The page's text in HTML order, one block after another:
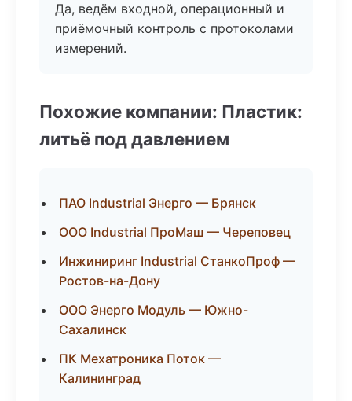
Да, ведём входной, операционный и
приёмочный контроль с протоколами
измерений.
Похожие компании: Пластик:
литьё под давлением
ПАО Industrial Энерго — Брянск
ООО Industrial ПроМаш — Череповец
Инжиниринг Industrial СтанкоПроф —
Ростов-на-Дону
ООО Энерго Модуль — Южно-
Сахалинск
ПК Мехатроника Поток —
Калининград